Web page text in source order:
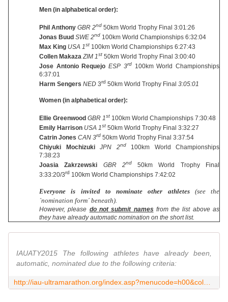
Men (in alphabetical order):
Phil Anthony GBR 2nd 50km World Trophy Final 3:01:26
Jonas Buud SWE 2nd 100km World Championships 6:32:04
Max King USA 1st 100km World Championships 6:27:43
Collen MakazaZIM 1st 50km World Trophy Final 3:00:40
Jose Antonio RequejoESP 3rd
100km World Championships
6:37:01
Harm Sengers NED 3rd 50km World Trophy Final 3:05:01
Women (in alphabetical order):
Ellie Greenwood GBR 1st 100km World Championships 7:30:48
Emily Harrison USA 1st 50km World Trophy Final 3:32:27
Catrin Jones CAN 3rd 50km World Trophy Final 3:37:54
Chiyuki Mochizuki JPN 2nd
100km World Championships
7:38:23
Joasia Zakrzewski GBR 2nd
50km World Trophy Final
3:33:20/3rd 100km World Championships 7:42:02
Everyone is invited to nominate other athletes(see the
´nomination form´ beneath).
However, please do not submit names from the list above as
they have already automatic nomination on the short list.
IAUATY2015 The following athletes have already been,
automatic, nominated due to the following criteria: